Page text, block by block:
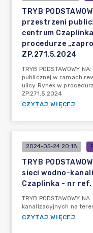
TRYB
przestrzeni
centrum
procedurze
ZP.271.5.2024
TRYB PODSTAWOWY
publicznej w ramach
ulicy Rynek w
ZP.271.5.2024
CZYTAJ WIĘCEJ
2024-05-24 20:18
TRYB
sieci wodno-
Czaplinka - nr ref.
TRYB PODSTAWOWY
kanalizacyjnych na
CZYTAJ WIĘCEJ